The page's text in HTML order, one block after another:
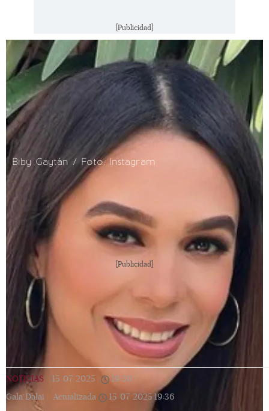
[Publicidad]
Biby Gaytán / Foto: Instagram
[Publicidad]
NOTICIAS 15/07/2025 19:30
Gala Dalai |
Actualizada 15/07/2025 19:36